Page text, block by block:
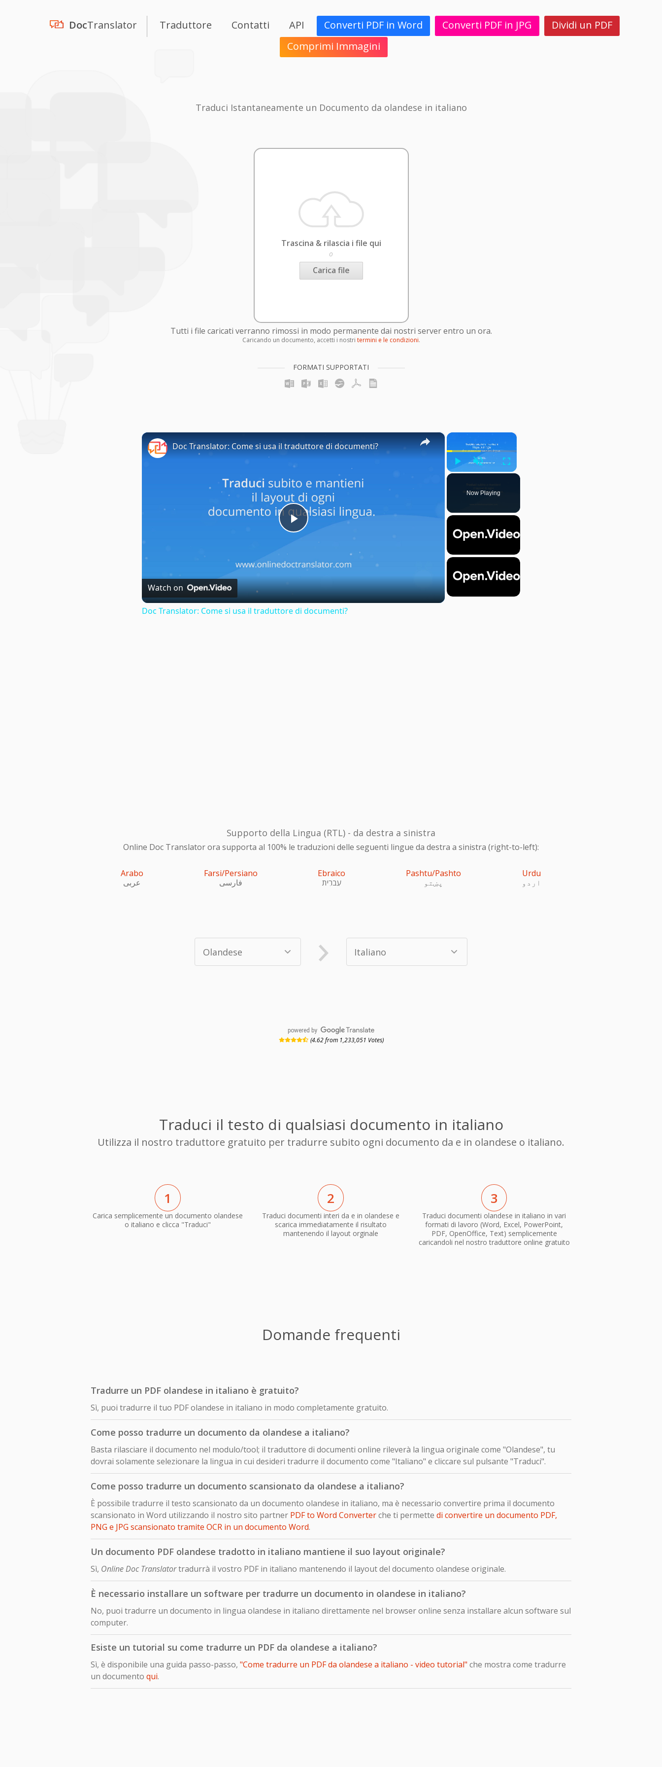
DocTranslator Traduttore Contatti API Converti PDF in Word Converti PDF in JPG
Dividi un PDF
Comprimi Immagini
Traduci Istantaneamente un Documento da olandese in italiano
Trascina & rilascia i file qui
o
Carica file
Tutti i file caricati verranno rimossi in modo permanente dai nostri server entro un ora.
Caricando un documento, accetti i nostri termini e le condizioni.
FORMATI SUPPORTATI
×
Play Unmute Fullscreen
Now Playing
×
Play
Video
Doc Translator: Come si usa il traduttore di documenti?
Watch on
Doc Translator: Come si usa il traduttore di documenti?
Supporto della Lingua (RTL) - da destra a sinistra
Online Doc Translator ora supporta al 100% le traduzioni delle seguenti lingue da destra a sinistra (right-to-left):
Arabo
عربى
Farsi/Persiano
فارسی
Ebraico
עִברִית
Pashtu/Pashto
پښتو
Urdu
اردو
powered by
(4.62 from 1,233,051 Votes)
Traduci il testo di qualsiasi documento in italiano
Utilizza il nostro traduttore gratuito per tradurre subito ogni documento da e in olandese o italiano.
1
Carica semplicemente un documento olandese
o italiano e clicca "Traduci"
2
Traduci documenti interi da e in olandese e
scarica immediatamente il risultato
mantenendo il layout orginale
3
Traduci documenti olandese in italiano in vari
formati di lavoro (Word, Excel, PowerPoint,
PDF, OpenOffice, Text) semplicemente
caricandoli nel nostro traduttore online gratuito
Domande frequenti
Tradurre un PDF olandese in italiano è gratuito?
Sì, puoi tradurre il tuo PDF olandese in italiano in modo completamente gratuito.
Come posso tradurre un documento da olandese a italiano?
Basta rilasciare il documento nel modulo/tool; il traduttore di documenti online rileverà la lingua originale come "Olandese", tu
dovrai solamente selezionare la lingua in cui desideri tradurre il documento come "Italiano" e cliccare sul pulsante "Traduci".
Come posso tradurre un documento scansionato da olandese a italiano?
È possibile tradurre il testo scansionato da un documento olandese in italiano, ma è necessario convertire prima il documento
scansionato in Word utilizzando il nostro sito partner PDF to Word Converterche ti permette di convertire un documento PDF,
PNG e JPG scansionato tramite OCR in un documento Word.
Un documento PDF olandese tradotto in italiano mantiene il suo layout originale?
Sì, Online Doc Translatortradurrà il vostro PDF in italiano mantenendo il layout del documento olandese originale.
È necessario installare un software per tradurre un documento in olandese in italiano?
No, puoi tradurre un documento in lingua olandese in italiano direttamente nel browser online senza installare alcun software sul
computer.
Esiste un tutorial su come tradurre un PDF da olandese a italiano?
Sì, è disponibile una guida passo-passo, "Come tradurre un PDF da olandese a italiano - video tutorial" che mostra come tradurre
un documento qui.